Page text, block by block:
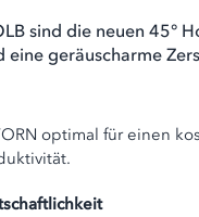
sind die neuen 45°
geräuscharme
optimal für einen